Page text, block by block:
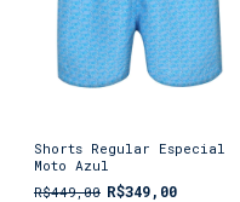
Shorts Regular Especial
Moto Azul
R$449,00 R$349,00